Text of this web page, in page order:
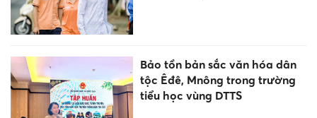
Bảo tồn bản sắc văn hóa dân
tộc Êđê, Mnông trong trường
tiểu học vùng DTTS